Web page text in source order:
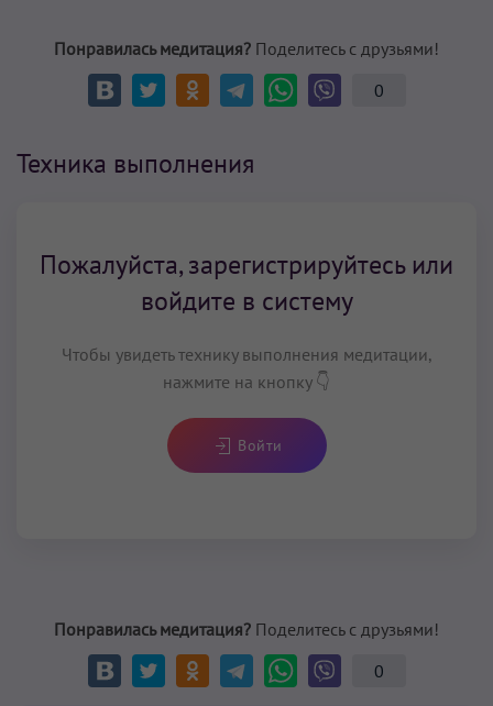
Понравилась медитация? Поделитесь с друзьями!
0
Техника выполнения
Пожалуйста, зарегистрируйтесь или
войдите в систему
Чтобы увидеть технику выполнения медитации,
нажмите на кнопку 👇
Войти
Понравилась медитация? Поделитесь с друзьями!
0